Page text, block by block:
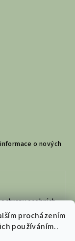
procházením
používáním..
o nových
osobních